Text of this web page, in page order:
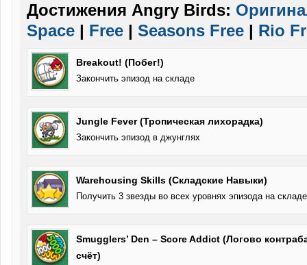
Достижения Angry Birds:
Space| Free| Seasons Free| Rio
Breakout! (Побег!)
Закончить эпизод на складе
Jungle Fever (Тропическая лихорадка)
Закончить эпизод в джунглях
Warehousing Skills (Складские Навыки)
Получить 3 звезды во всех уровнях эпизода на складе
Smugglers’ Den – Score Addict (Логово
счёт)